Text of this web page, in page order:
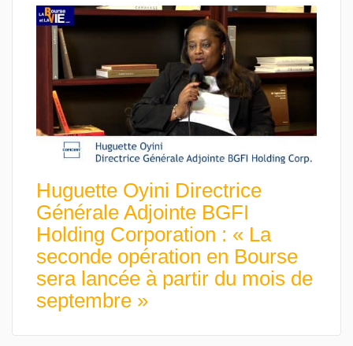
Huguette Oyini Directrice
Générale Adjointe BGFI
Holding Corporation : « La
seconde opération en Bourse
sera lancée à partir du mois de
septembre »